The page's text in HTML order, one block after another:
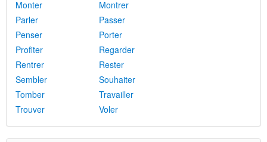
Monter
Montrer
Parler
Passer
Penser
Porter
Profiter
Regarder
Rentrer
Rester
Sembler
Souhaiter
Tomber
Travailler
Trouver
Voler